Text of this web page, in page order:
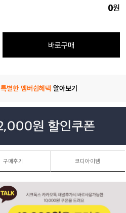
0원
바로구매
특별한 멤버쉽혜택 알아보기
구매후기 코디아이템